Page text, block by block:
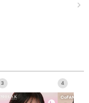
3 4